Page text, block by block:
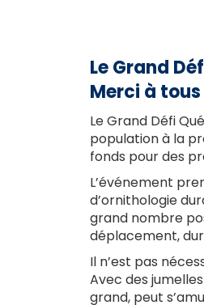
Le Grand
Merci à
Le Grand Défi
population à la
fonds pour des
L’événement
d’ornithologie
grand nombre
déplacement,
Il n’est pas
Avec des
grand, peut